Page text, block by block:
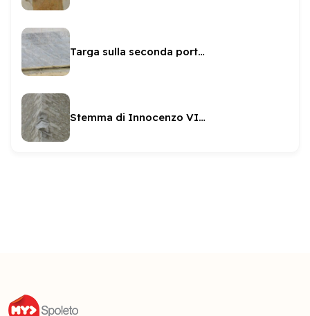
Targa sulla seconda porta della Rocca
Stemma di Innocenzo VIII sulla torre maestra